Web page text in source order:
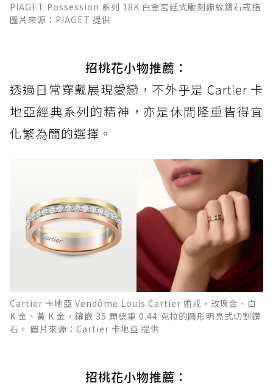
PIAGET Possession 系列 18K 白金宮廷式雕刻飾紋鑽石戒指
圖片來源：PIAGET 提供
招桃花小物推薦：
透過日常穿戴展現愛戀，不外乎是 Cartier 卡
地亞經典系列的精神，亦是休閒隆重皆得宜
化繁為簡的選擇。
Cartier 卡地亞 Vendôme Louis Cartier 婚戒，玫瑰金、白
K 金、黃 K 金，鑲嵌 35 顆總重 0.44 克拉的圓形明亮式切割鑽
石。 圖片來源：Cartier 卡地亞 提供
招桃花小物推薦：